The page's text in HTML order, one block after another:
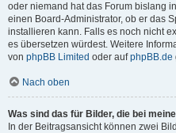
oder niemand hat das Forum bislang
einen Board-Administrator, ob er das
installieren kann. Falls es noch nicht
es übersetzen würdest. Weitere
von phpBB Limited oder aufphpBB.de
Nach oben
Was sind das für Bilder, die bei
In der Beitragsansicht können zwei